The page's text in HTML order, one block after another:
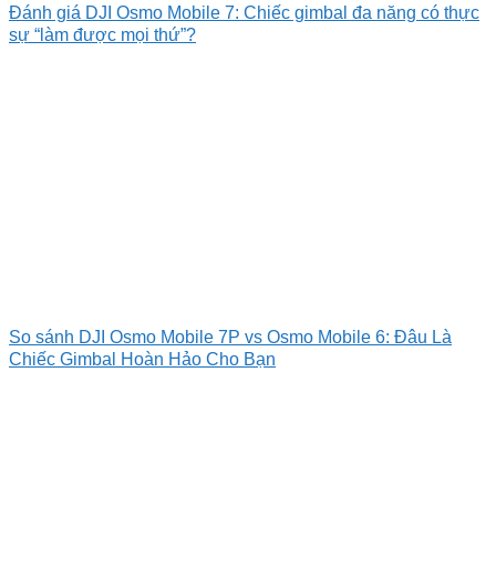
Đánh giá DJI Osmo Mobile 7: Chiếc gimbal đa năng có thực
sự “làm được mọi thứ”?
So sánh DJI Osmo Mobile 7P vs Osmo Mobile 6: Đâu Là
Chiếc Gimbal Hoàn Hảo Cho Bạn